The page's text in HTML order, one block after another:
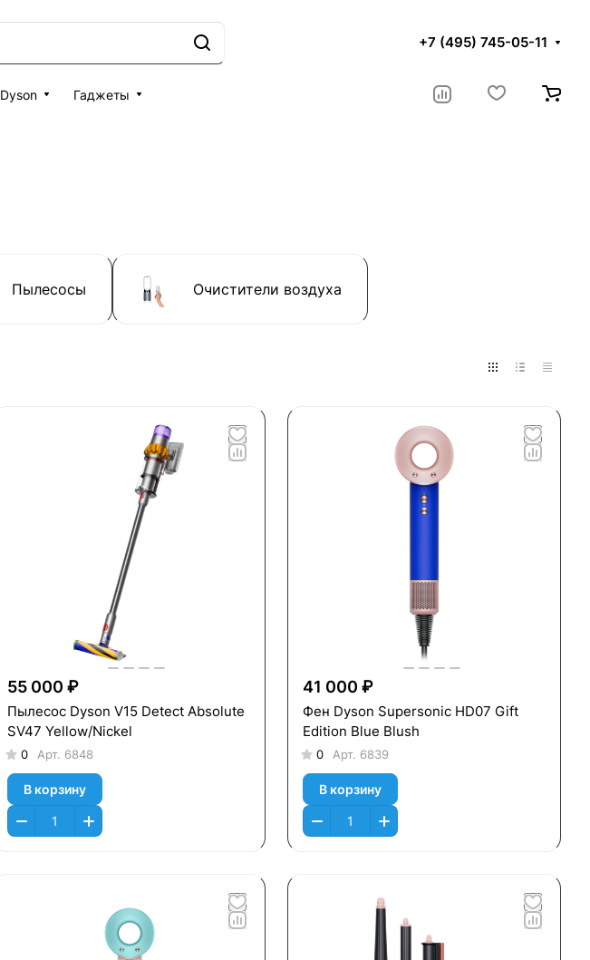
+7 (495) 745-05-11
Dyson Гаджеты
Пылесосы Очистители воздуха
55 000 ₽
Пылесос Dyson V15 Detect Absolute
SV47 Yellow/Nickel
0 Арт. 6848
В корзину
41 000 ₽
Фен Dyson Supersonic HD07 Gift
Edition Blue Blush
0 Арт. 6839
В корзину